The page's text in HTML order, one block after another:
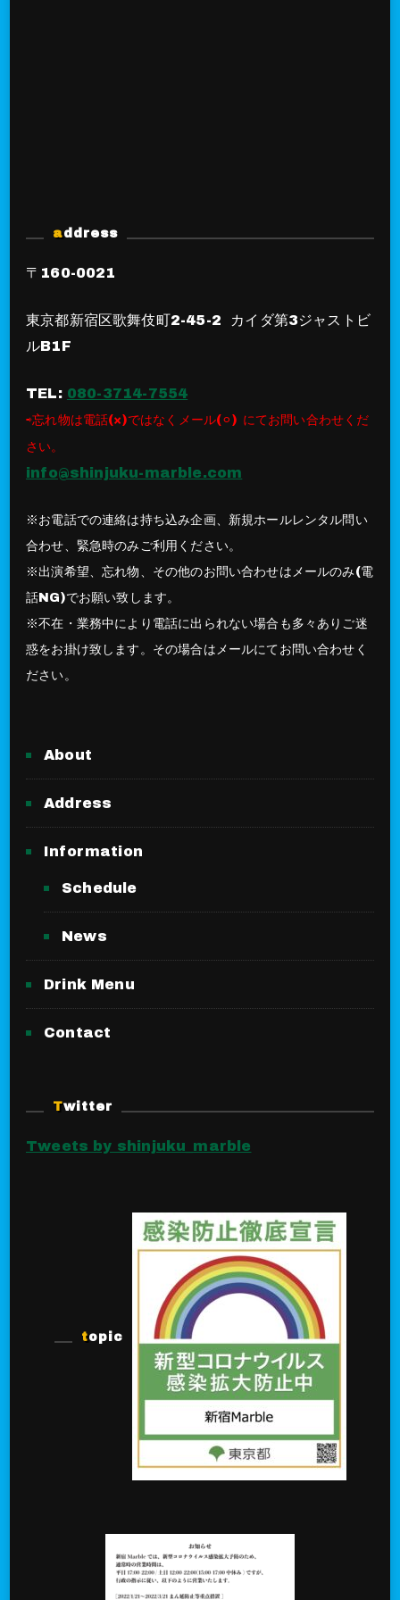
address
〒160-0021
東京都新宿区歌舞伎町2-45-2 カイダ第3ジャストビ
ルB1F
TEL: 080-3714-7554
⇨忘れ物は電話(×)ではなくメール(⚪︎) にてお問い合わせくだ
さい。
info@shinjuku-marble.com
※お電話での連絡は持ち込み企画、新規ホールレンタル問い
合わせ、緊急時のみご利用ください。
※出演希望、忘れ物、その他のお問い合わせはメールのみ(電
話NG)でお願い致します。
※不在・業務中により電話に出られない場合も多々ありご迷
惑をお掛け致します。その場合はメールにてお問い合わせく
ださい。
About
Address
Information
Schedule
News
Drink Menu
Contact
Twitter
Tweets by shinjuku_marble
topic